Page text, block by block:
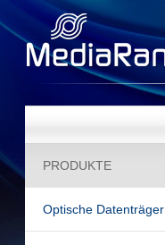
PRODUKTE
Optische Datenträger